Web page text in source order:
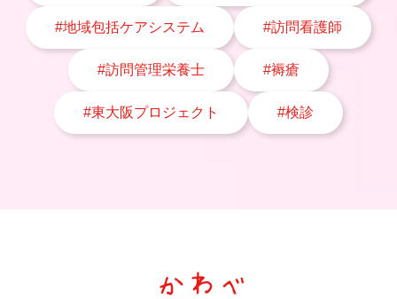
#地域包括ケアシステム #訪問看護師
#訪問管理栄養士 #褥瘡
#東大阪プロジェクト #検診